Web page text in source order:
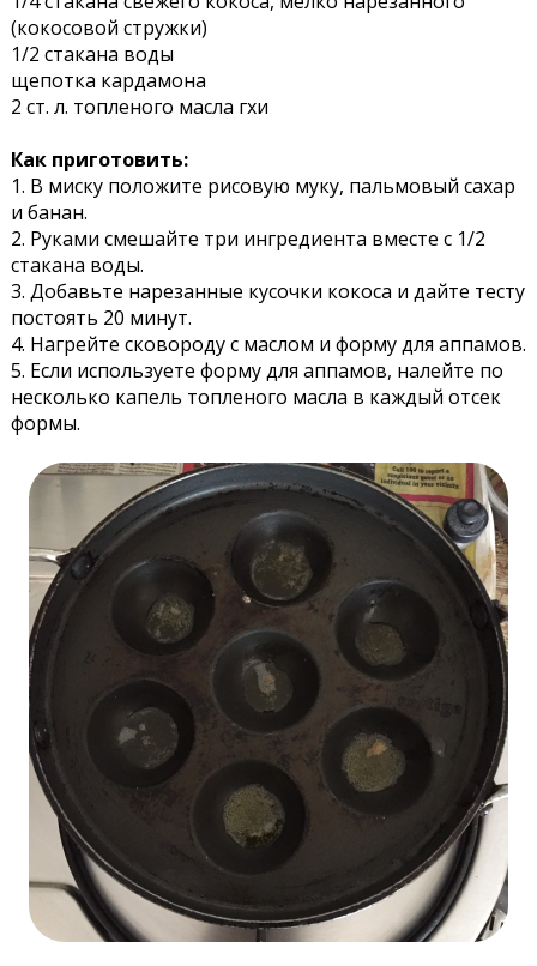
(кокосовой стружки)
1/2 стакана воды
щепотка кардамона
2 ст. л. топленого масла гхи
Как приготовить:
1. В миску положите рисовую муку, пальмовый сахар
и банан.
2. Руками смешайте три ингредиента вместе с 1/2
стакана воды.
3. Добавьте нарезанные кусочки кокоса и дайте тесту
постоять 20 минут.
4. Нагрейте сковороду с маслом и форму для аппамов.
5. Если используете форму для аппамов, налейте по
несколько капель топленого масла в каждый отсек
формы.